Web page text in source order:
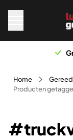
Home
Producten